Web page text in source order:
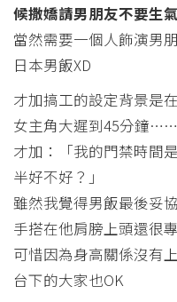
候撒嬌請男朋友不要生氣
當然需要一個人飾演男
日本男飯XD
才加搞工的設定背景是
女主角大遲到45分鐘……
才加：「我的門禁時間
半好不好？」
雖然我覺得男飯最後妥
手搭在他肩膀上頭還很
可惜因為身高關係沒有
台下的大家也OK